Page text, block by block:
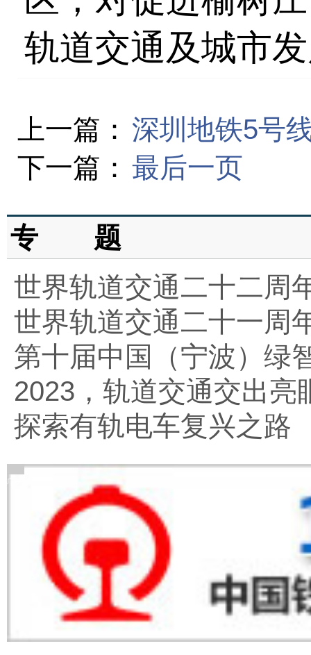
轨道交通及城市
上一篇： 深圳地铁5号
下一篇： 最后一页
专 题
世界轨道交通二十二周
世界轨道交通二十一周
第十届中国（宁波）绿
2023，轨道交通交出亮
探索有轨电车复兴之路
广告